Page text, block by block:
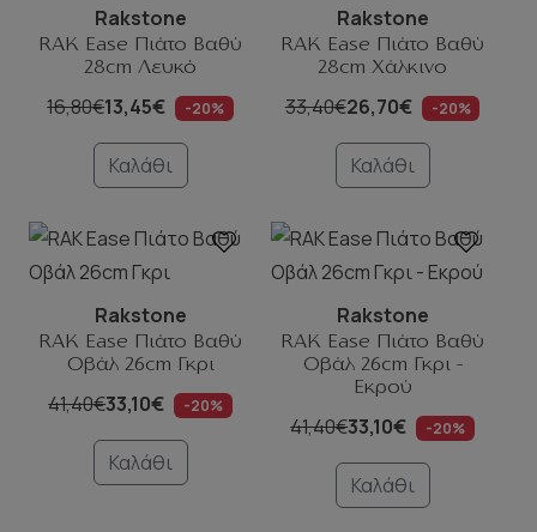
Rakstone
RAK Ease Πιάτο Βαθύ
28cm Λευκό
16,80€13,45€ -20%
Καλάθι
Rakstone
RAK Ease Πιάτο Βαθύ
28cm Χάλκινο
33,40€26,70€ -20%
Καλάθι
Rakstone
RAK Ease Πιάτο Βαθύ
Οβάλ 26cm Γκρι
41,40€33,10€ -20%
Καλάθι
Rakstone
RAK Ease Πιάτο Βαθύ
Οβάλ 26cm Γκρι -
Εκρού
41,40€33,10€ -20%
Καλάθι